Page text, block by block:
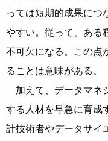
っては短期的成果につ
やすい。従って、ある
不可欠になる。この点
ることは意味がある。
加えて、データマネ
する人材を早急に育成
計技術者やデータサイ